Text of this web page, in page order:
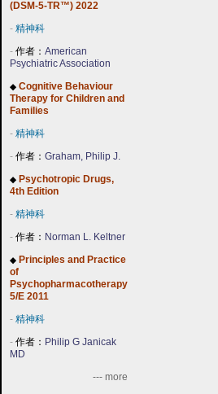
(DSM-5-TR™) 2022
- 精神科
- 作者： American
Psychiatric Association
◆ Cognitive Behaviour
Therapy for Children and
Families
- 精神科
- 作者： Graham, Philip J.
◆ Psychotropic Drugs,
4th Edition
- 精神科
- 作者： Norman L. Keltner
◆ Principles and Practice
of
Psychopharmacotherapy
5/E 2011
- 精神科
- 作者： Philip G Janicak
MD
--- more